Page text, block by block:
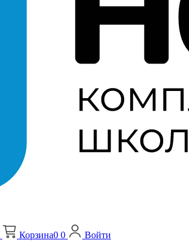
Корзина0 0
Войти